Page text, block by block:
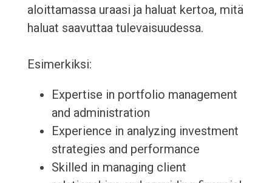
aloittamassa uraasi ja haluat kertoa, mitä
haluat saavuttaa tulevaisuudessa.
Esimerkiksi:
Expertise in portfolio management
and administration
Experience in analyzing investment
strategies and performance
Skilled in managing client